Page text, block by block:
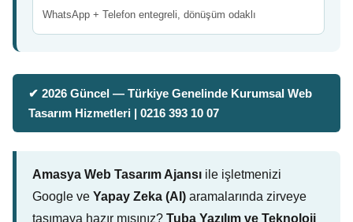
WhatsApp + Telefon entegreli, dönüşüm odaklı
✔ 2026 Güncel — Türkiye Genelinde Kurumsal Web
Tasarım Hizmetleri | 0216 393 10 07
Amasya Web Tasarım Ajansı ile işletmenizi
Google ve Yapay Zeka (AI) aramalarında zirveye
taşımaya hazır mısınız? Tuba Yazılım ve Teknoloji